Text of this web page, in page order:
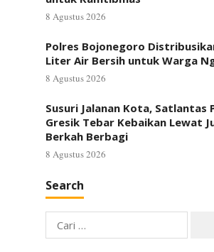
8 Agustus 2026
Polres Bojonegoro
Liter Air Bersih untuk Warga
8 Agustus 2026
Susuri Jalanan Kota, Satlantas
Gresik Tebar Kebaikan Lewat
Berkah Berbagi
8 Agustus 2026
Search
Cari
untuk: